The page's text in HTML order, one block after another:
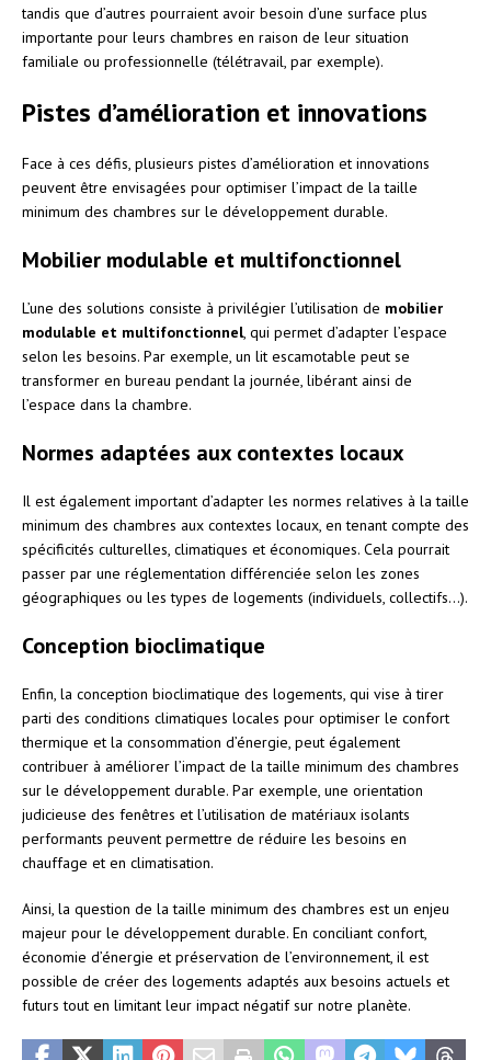
tandis que d’autres pourraient avoir besoin d’une surface plus
importante pour leurs chambres en raison de leur situation
familiale ou professionnelle (télétravail, par exemple).
Pistes d’amélioration et innovations
Face à ces défis, plusieurs pistes d’amélioration et innovations
peuvent être envisagées pour optimiser l’impact de la taille
minimum des chambres sur le développement durable.
Mobilier modulable et multifonctionnel
L’une des solutions consiste à privilégier l’utilisation de mobilier
modulable et multifonctionnel, qui permet d’adapter l’espace
selon les besoins. Par exemple, un lit escamotable peut se
transformer en bureau pendant la journée, libérant ainsi de
l’espace dans la chambre.
Normes adaptées aux contextes locaux
Il est également important d’adapter les normes relatives à la taille
minimum des chambres aux contextes locaux, en tenant compte des
spécificités culturelles, climatiques et économiques. Cela pourrait
passer par une réglementation différenciée selon les zones
géographiques ou les types de logements (individuels, collectifs…).
Conception bioclimatique
Enfin, la conception bioclimatique des logements, qui vise à tirer
parti des conditions climatiques locales pour optimiser le confort
thermique et la consommation d’énergie, peut également
contribuer à améliorer l’impact de la taille minimum des chambres
sur le développement durable. Par exemple, une orientation
judicieuse des fenêtres et l’utilisation de matériaux isolants
performants peuvent permettre de réduire les besoins en
chauffage et en climatisation.
Ainsi, la question de la taille minimum des chambres est un enjeu
majeur pour le développement durable. En conciliant confort,
économie d’énergie et préservation de l’environnement, il est
possible de créer des logements adaptés aux besoins actuels et
futurs tout en limitant leur impact négatif sur notre planète.